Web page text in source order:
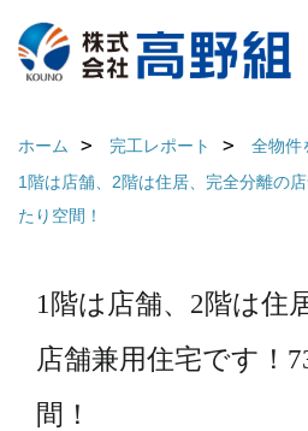
ホーム 完工レポート 全物件
1階は店舗、2階は住居、完全分離の
たり空間！
1階は店舗、2階は住
店舗兼用住宅です！
間！